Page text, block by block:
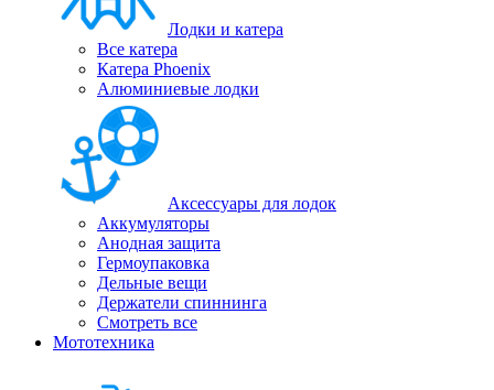
Лодки и катера
Все катера
Катера Phoenix
Алюминиевые лодки
Аксессуары для лодок
Аккумуляторы
Анодная защита
Гермоупаковка
Дельные вещи
Держатели спиннинга
Смотреть все
Мототехника